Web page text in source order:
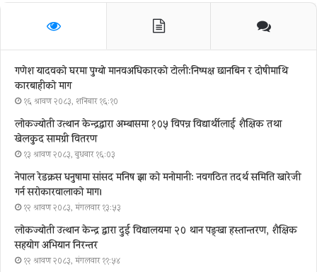
गणेश यादवको घरमा पुग्याे मानवअधिकारकाे टोली:निष्पक्ष छानबिन र दोषीमाथि
कारबाहीको माग
१६ श्रावण २०८३, शनिबार १६:१०
लोकज्योती उत्थान केन्द्रद्वारा अम्बासमा १०५ विपन्न विद्यार्थीलाई शैक्षिक तथा
खेलकुद सामग्री वितरण
१३ श्रावण २०८३, बुधबार १६:०३
नेपाल रेडक्रस धनुषामा सांसद मनिष झा को मनोमानी: नवगठित तदर्थ समिति खारेजी
गर्न सरोकारवालाको माग।
१२ श्रावण २०८३, मंगलवार १३:५३
लोकज्योती उत्थान केन्द्र द्वारा दुई विद्यालयमा २० थान पङ्खा हस्तान्तरण, शैक्षिक
सहयोग अभियान निरन्तर
१२ श्रावण २०८३, मंगलवार ११:५४